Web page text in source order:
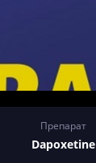
Препарат
Dapoxetine